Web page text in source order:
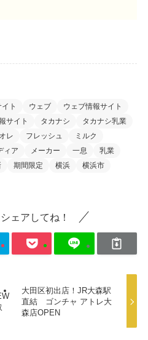
ト ウェブ
ウェブ情報サイト
サイト タカナシ
タカナシ乳業
レ フレッシュ
ミルク
ィア メーカー 一息
乳業
期間限定 横浜
横浜市
ェアしてね！
大田区初出店！JR大森駅
直結 ゴンチャ アトレ大
森店OPEN